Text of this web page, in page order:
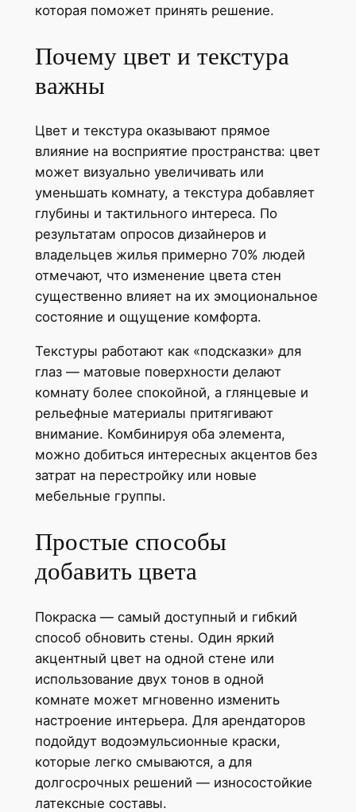
которая поможет принять решение.
Почему цвет и текстура
важны
Цвет и текстура оказывают прямое
влияние на восприятие пространства: цвет
может визуально увеличивать или
уменьшать комнату, а текстура добавляет
глубины и тактильного интереса. По
результатам опросов дизайнеров и
владельцев жилья примерно 70% людей
отмечают, что изменение цвета стен
существенно влияет на их эмоциональное
состояние и ощущение комфорта.
Текстуры работают как «подсказки» для
глаз — матовые поверхности делают
комнату более спокойной, а глянцевые и
рельефные материалы притягивают
внимание. Комбинируя оба элемента,
можно добиться интересных акцентов без
затрат на перестройку или новые
мебельные группы.
Простые способы
добавить цвета
Покраска — самый доступный и гибкий
способ обновить стены. Один яркий
акцентный цвет на одной стене или
использование двух тонов в одной
комнате может мгновенно изменить
настроение интерьера. Для арендаторов
подойдут водоэмульсионные краски,
которые легко смываются, а для
долгосрочных решений — износостойкие
латексные составы.